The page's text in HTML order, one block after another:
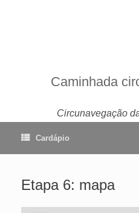
Caminhada
Circunavegação
Cardápio
Etapa 6: mapa